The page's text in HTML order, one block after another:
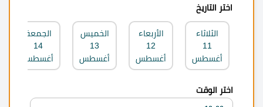
اختر التاريخ
الثلاثاء
11
أغسطس
الأربعاء
12
أغسطس
الخميس
13
أغسطس
الجمعة
14
أغسطس
اختر الوقت